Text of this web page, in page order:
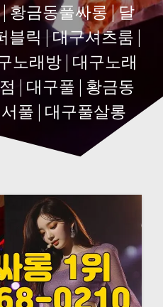
황금동풀싸롱 | 달
블릭 | 대구셔츠룸 |
노래방 | 대구노래
| 대구풀 | 황금동
풀 | 대구풀살롱